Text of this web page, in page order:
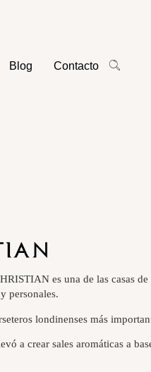
Blog Contacto
es una de las casas
personales.
londinenses más
a crear sales aromáticas a